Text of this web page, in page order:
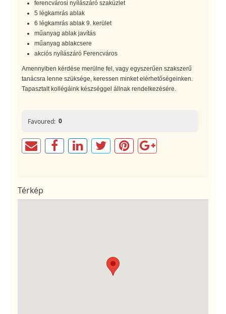
ferencvárosi nyílászáró szaküzlet
5 légkamrás ablak
6 légkamrás ablak 9. kerület
műanyag ablak javítás
műanyag ablakcsere
akciós nyílászáró Ferencváros
Amennyiben kérdése merülne fel, vagy egyszerűen szakszerű
tanácsra lenne szüksége, keressen minket elérhetőségeinken.
Tapasztalt kollégáink készséggel állnak rendelkezésére.
Favoured: 0
Térkép